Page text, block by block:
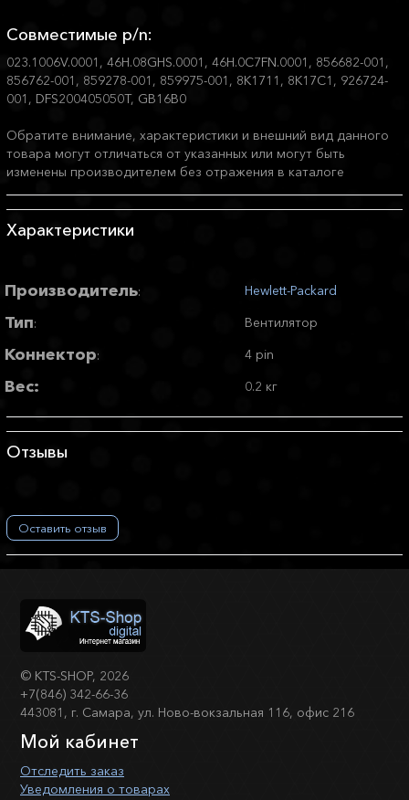
Совместимые p/n:
023.1006V.0001, 46H.08GHS.0001, 46H.0C7FN.0001, 856682-001,
856762-001, 859278-001, 859975-001, 8K1711, 8K17C1, 926724-
001, DFS200405050T, GB16B0
Обратите внимание, характеристики и внешний вид данного
товара могут отличаться от указанных или могут быть
изменены производителем без отражения в каталоге
Характеристики
Производитель: Hewlett-Packard
Тип: Вентилятор
Коннектор: 4 pin
Вес: 0.2 кг
Отзывы
Оставить отзыв
© KTS-SHOP, 2026
+7(846) 342-66-36
443081, г. Самара, ул. Ново-вокзальная 116, офис 216
Мой кабинет
Отследить заказ
Уведомления о товарах